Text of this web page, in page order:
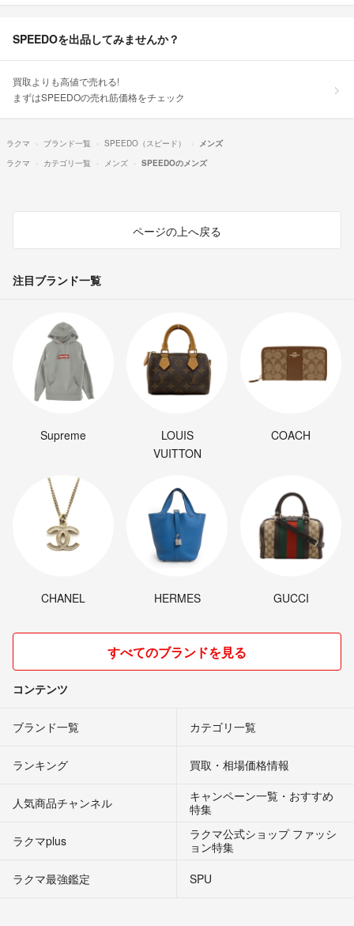
SPEEDOを出品してみませんか？
買取よりも高値で売れる!
まずはSPEEDOの売れ筋価格をチェック
ラクマ ブランド一覧 SPEEDO（スピード）
メンズ
ラクマ
カテゴリ一覧 メンズ SPEEDOのメンズ
ページの上へ戻る
注目ブランド一覧
Supreme
LOUIS
VUITTON
COACH
CHANEL HERMES GUCCI
すべてのブランドを見る
コンテンツ
ブランド一覧 カテゴリ一覧
ランキング 買取・相場価格情報
人気商品チャンネル
キャンペーン一覧・おすすめ
特集
ラクマplus
ラクマ公式ショップ ファッシ
ョン特集
ラクマ最強鑑定
SPU